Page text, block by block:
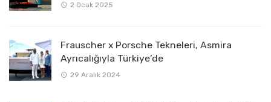
2 Ocak 2025
Frauscher x Porsche Tekneleri, Asmira
Ayrıcalığıyla Türkiye’de
29 Aralık 2024